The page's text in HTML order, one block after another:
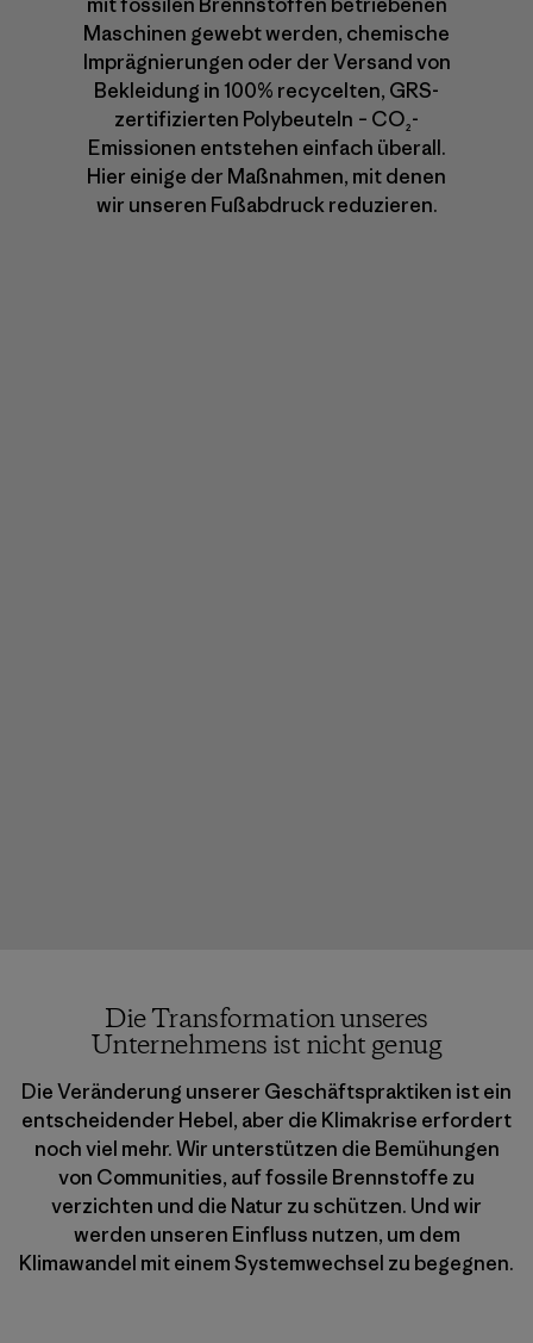
Maschinen gewebt werden, chemische
Imprägnierungen oder der Versand von
Bekleidung in 100% recycelten, GRS-
zertifizierten Polybeuteln – CO₂-
Emissionen entstehen einfach überall.
Hier einige der Maßnahmen, mit denen
wir unseren Fußabdruck reduzieren.
Die Transformation unseres
Unternehmens ist nicht genug
Die Veränderung unserer Geschäftspraktiken ist ein
entscheidender Hebel, aber die Klimakrise erfordert
noch viel mehr. Wir unterstützen die Bemühungen
von Communities, auf fossile Brennstoffe zu
verzichten und die Natur zu schützen. Und wir
werden unseren Einfluss nutzen, um dem
Klimawandel mit einem Systemwechsel zu begegnen.